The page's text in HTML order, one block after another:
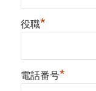
役職*
電話番号*